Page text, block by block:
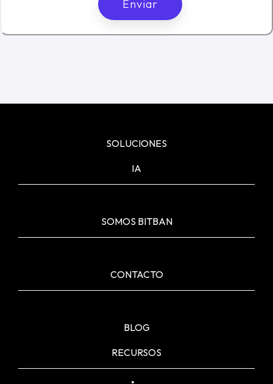
SOLUCIONES
IA
SOMOS BITBAN
CONTACTO
BLOG
RECURSOS